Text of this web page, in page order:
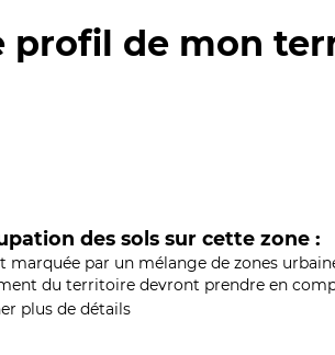
profil de mon
des sols sur cette zone :
par un mélange de zones
du territoire devront prendre en
plus de détails